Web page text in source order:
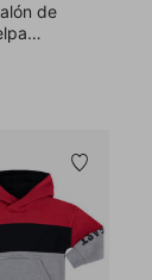
de
Lista